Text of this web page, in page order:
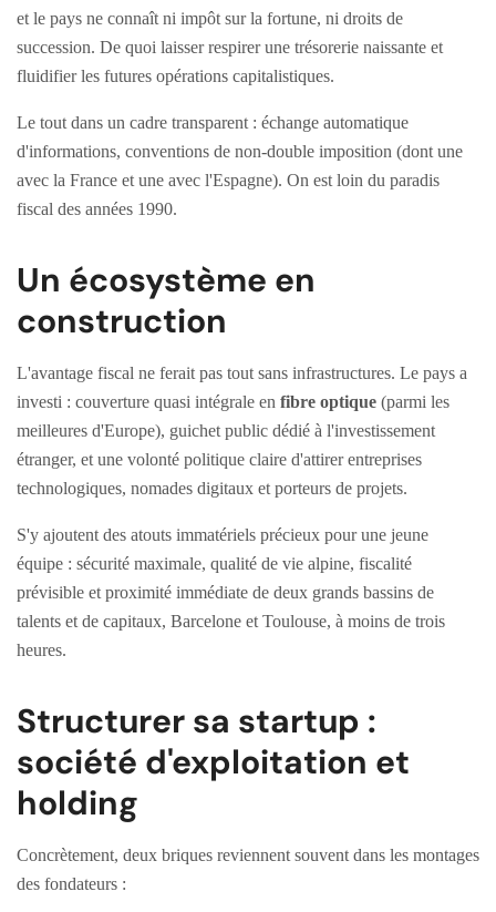
et le pays ne connaît ni impôt sur la fortune, ni droits de
succession. De quoi laisser respirer une trésorerie naissante et
fluidifier les futures opérations capitalistiques.
Le tout dans un cadre transparent : échange automatique
d'informations, conventions de non-double imposition (dont une
avec la France et une avec l'Espagne). On est loin du paradis
fiscal des années 1990.
Un écosystème en
construction
L'avantage fiscal ne ferait pas tout sans infrastructures. Le pays a
investi : couverture quasi intégrale en fibre optique (parmi les
meilleures d'Europe), guichet public dédié à l'investissement
étranger, et une volonté politique claire d'attirer entreprises
technologiques, nomades digitaux et porteurs de projets.
S'y ajoutent des atouts immatériels précieux pour une jeune
équipe : sécurité maximale, qualité de vie alpine, fiscalité
prévisible et proximité immédiate de deux grands bassins de
talents et de capitaux, Barcelone et Toulouse, à moins de trois
heures.
Structurer sa startup :
société d'exploitation et
holding
Concrètement, deux briques reviennent souvent dans les montages
des fondateurs :